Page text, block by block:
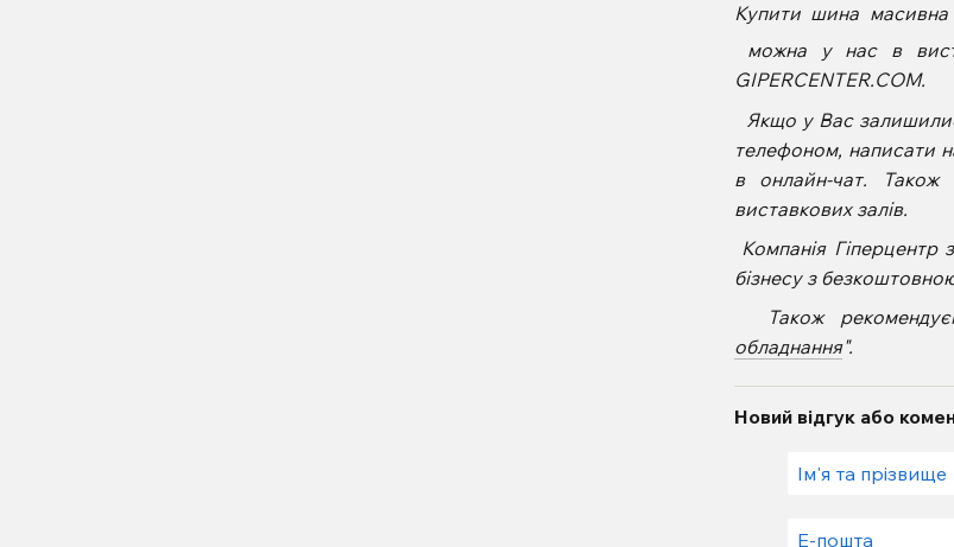
Купити шина масивна
можна у нас в
GIPERCENTER.COM.
Якщо у Вас
телефоном, написати
в онлайн-чат.
виставкових залів.
Компанія
бізнесу з
Також
обладнання".
Новий відгук або